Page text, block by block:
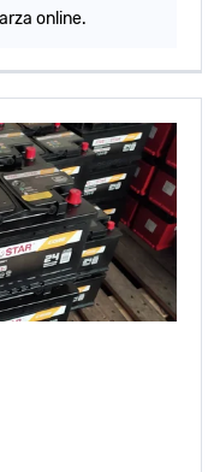
online.